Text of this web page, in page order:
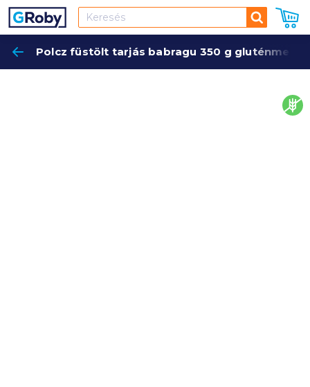
Keresés
Polcz füstölt tarjás babragu 350 g